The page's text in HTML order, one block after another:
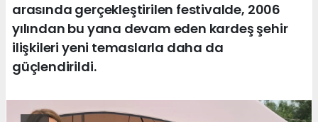
arasında gerçekleştirilen festivalde, 2006
yılından bu yana devam eden kardeş şehir
ilişkileri yeni temaslarla daha da
güçlendirildi.